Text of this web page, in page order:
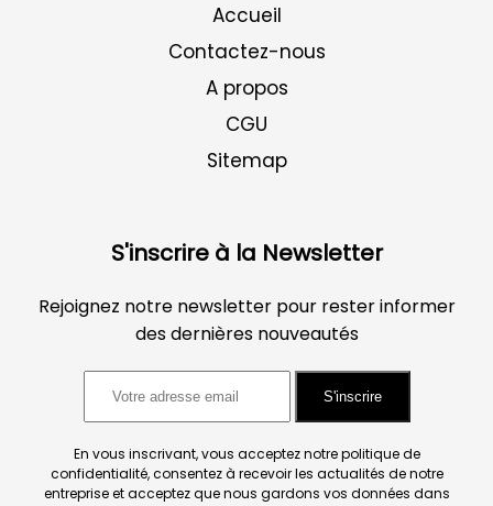
Accueil
Contactez-nous
A propos
CGU
Sitemap
S'inscrire à la Newsletter
Rejoignez notre newsletter pour rester informer
des dernières nouveautés
S'inscrire
En vous inscrivant, vous acceptez notre politique de
confidentialité, consentez à recevoir les actualités de notre
entreprise et acceptez que nous gardons vos données dans